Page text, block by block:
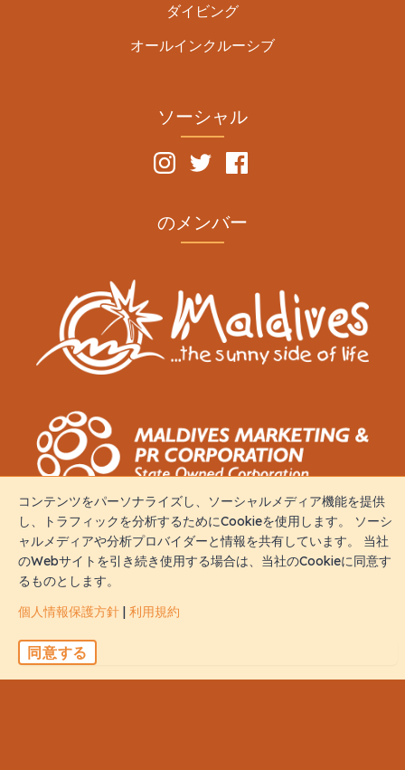
ダイビング
オールインクルーシブ
ソーシャル
のメンバー
接触
M. Iris, Orchid Magu, Rep of Maldives, 20213
sales@naalistravels.com
コンテンツをパーソナライズし、ソーシャルメディア機能を提供
し、トラフィックを分析するためにCookieを使用します。 ソーシ
ャルメディアや分析プロバイダーと情報を共有しています。 当社
のWebサイトを引き続き使用する場合は、当社のCookieに同意す
るものとします。
個人情報保護方針 | 利用規約
同意する